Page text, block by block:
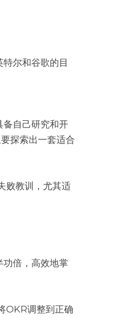
尔和谷歌的目
备自己研究和开
探索出一套适合
败教训，尤其适
倍，高效地掌
OKR调整到正确